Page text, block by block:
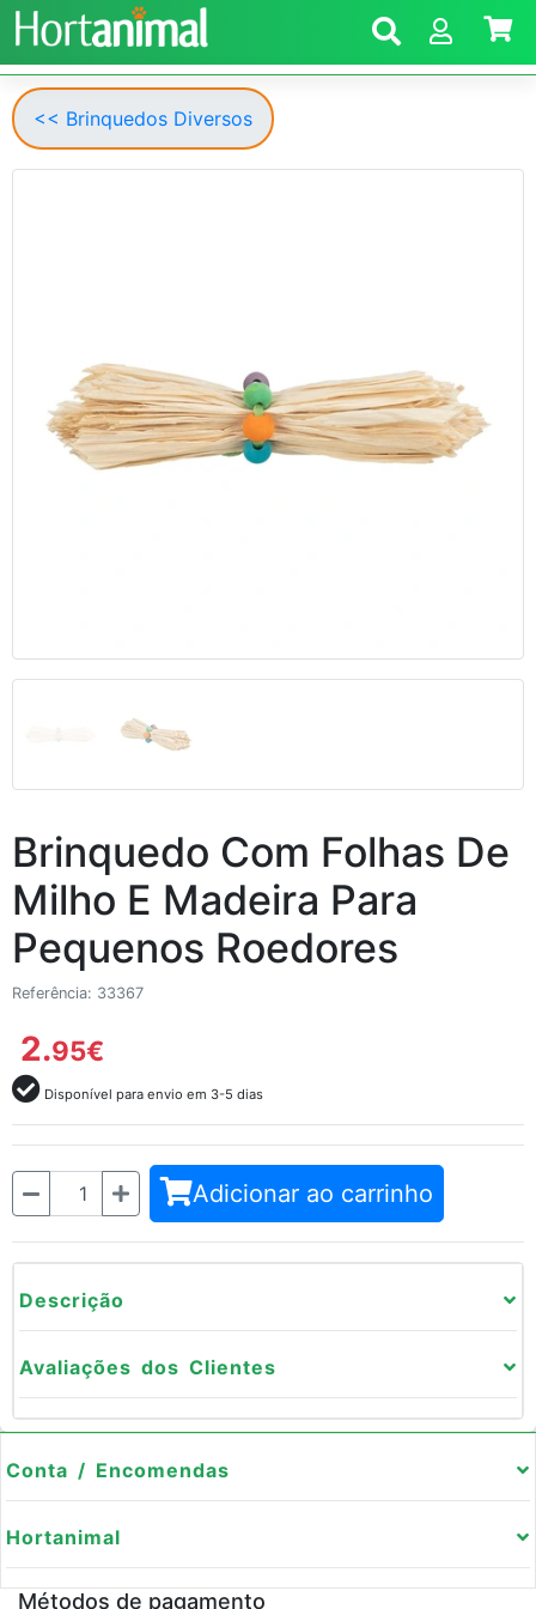
<< Brinquedos Diversos
Brinquedo Com Folhas De
Milho E Madeira Para
Pequenos Roedores
Referência: 33367
2.95€
Disponível para envio em 3-5 dias
Quantidade Adicionar ao carrinho
Descrição
Avaliações dos Clientes
Conta / Encomendas
Hortanimal
Métodos de pagamento